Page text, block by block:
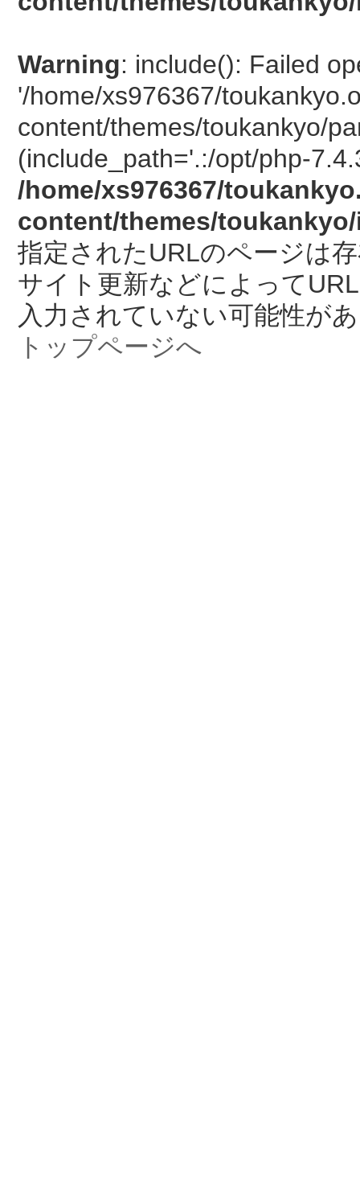
Warning: include(): Failed
'/home/xs976367/
content/themes/toukankyo/
(include_path='.:/opt/php-
/home/xs976367/
content/themes/
指定されたURLのページは
サイト更新などによって
入力されていない可能性が
トップページへ